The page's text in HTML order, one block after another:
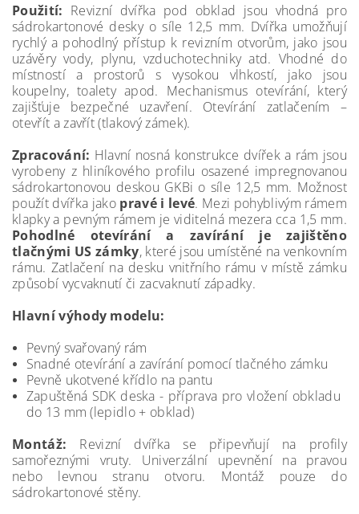
Použití: Revizní dvířka pod obklad jsou vhodná pro
sádrokartonové desky o síle 12,5 mm. Dvířka umožňují
rychlý a pohodlný přístup k revizním otvorům, jako jsou
uzávěry vody, plynu, vzduchotechniky atd. Vhodné do
místností a prostorů s vysokou vlhkostí, jako jsou
koupelny, toalety apod. Mechanismus otevírání, který
zajišťuje bezpečné uzavření. Otevírání zatlačením –
otevřít a zavřít (tlakový zámek).
Zpracování: Hlavní nosná konstrukce dvířek a rám jsou
vyrobeny z hliníkového profilu osazené impregnovanou
sádrokartonovou deskou GKBi o síle 12,5 mm. Možnost
použít dvířka jako pravé i levé. Mezi pohyblivým rámem
klapky a pevným rámem je viditelná mezera cca 1,5 mm.
Pohodlné otevírání a zavírání je zajištěno
tlačnými US zámky, které jsou umístěné na venkovním
rámu. Zatlačení na desku vnitřního rámu v místě zámku
způsobí vycvaknutí či zacvaknutí západky.
Hlavní výhody modelu:
Pevný svařovaný rám
Snadné otevírání a zavírání pomocí tlačného zámku
Pevně ukotvené křídlo na pantu
Zapuštěná SDK deska - příprava pro vložení obkladu
do 13 mm (lepidlo + obklad)
Montáž: Revizní dvířka se připevňují na profily
samořeznými vruty. Univerzální upevnění na pravou
nebo levnou stranu otvoru. Montáž pouze do
sádrokartonové stěny.